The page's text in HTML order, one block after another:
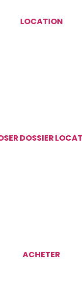
LOCATION
DOSSIER
ACHETER